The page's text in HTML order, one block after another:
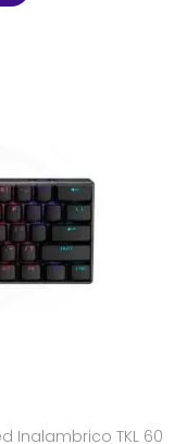
Inalambrico TKL 60